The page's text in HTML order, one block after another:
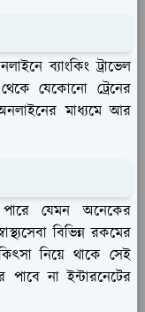
ব্যাংকিং ট্রাভেল
যেকোনো ট্রেনের
মাধ্যমে আর
পারে যেমন অনেকের
বিভিন্ন রকমের
নিয়ে থাকে সেই
পাবে না ইন্টারনেটের